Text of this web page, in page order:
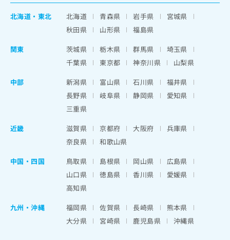
北海道 ・ 東北 北海道 青森県 岩手県
宮城県
秋田県
山形県
福島県
関東
茨城県 栃木県 群馬県
埼玉県
千葉県
東京都 神奈川県
山梨県
中部
新潟県 富山県 石川県
福井県
長野県
岐阜県 静岡県
愛知県
三重県
近畿
滋賀県 京都府 大阪府
兵庫県
奈良県
和歌山県
中国・四国
鳥取県 島根県 岡山県
広島県
山口県
徳島県 香川県
愛媛県
高知県
九州・沖縄
福岡県 佐賀県 長崎県
熊本県
大分県
宮崎県 鹿児島県 沖縄県